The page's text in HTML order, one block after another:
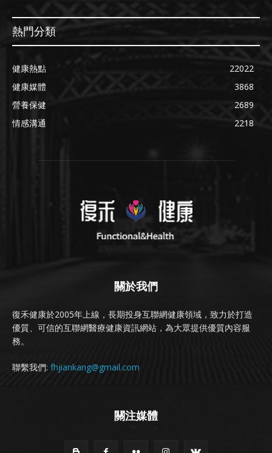
熱門分類
健康熱點
22022
健康媒體
3868
營養保健
2689
情感溝通
2218
關於我們
復禾健康於2005年上線，長期投身互聯網健康領域，致力於打造
優質、可信的互聯網醫療健康資訊網站，為大眾提供優質內容服
務。
聯繫我們: fhjiankang@gmail.com
關注媒體